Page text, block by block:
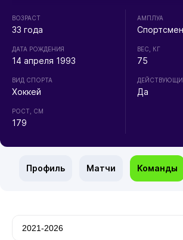
ВОЗРАСТ
33 года
ДАТА РОЖДЕНИЯ
14 апреля 1993
ВИД СПОРТА
Хоккей
РОСТ, СМ
179
АМПЛУА
Спортсмен
ВЕС, КГ
75
Да
Профиль Матчи Команды